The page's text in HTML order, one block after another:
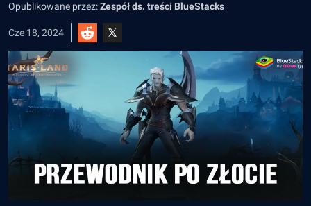
Opublikowane przez:Zespół ds. treści BlueStacks
Cze 18, 2024